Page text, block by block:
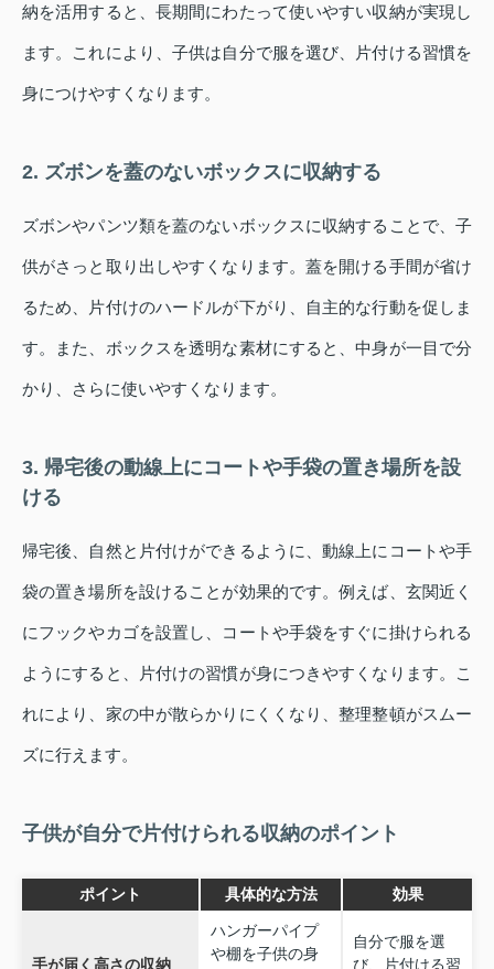
納を活用すると、長期間にわたって使いやすい収納が実現し
ます。これにより、子供は自分で服を選び、片付ける習慣を
身につけやすくなります。
2. ズボンを蓋のないボックスに収納する
ズボンやパンツ類を蓋のないボックスに収納することで、子
供がさっと取り出しやすくなります。蓋を開ける手間が省け
るため、片付けのハードルが下がり、自主的な行動を促しま
す。また、ボックスを透明な素材にすると、中身が一目で分
かり、さらに使いやすくなります。
3. 帰宅後の動線上にコートや手袋の置き場所を設
ける
帰宅後、自然と片付けができるように、動線上にコートや手
袋の置き場所を設けることが効果的です。例えば、玄関近く
にフックやカゴを設置し、コートや手袋をすぐに掛けられる
ようにすると、片付けの習慣が身につきやすくなります。こ
れにより、家の中が散らかりにくくなり、整理整頓がスムー
ズに行えます。
子供が自分で片付けられる収納のポイント
ポイント 具体的な方法 効果
手が届く高さの収納
ハンガーパイプ
や棚を子供の身
自分で服を選
び、片付ける習